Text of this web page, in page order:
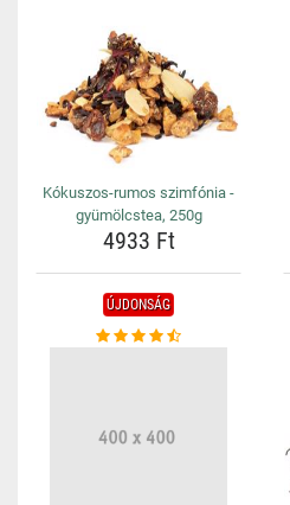
Kókuszos-rumos szimfónia -
gyümölcstea, 250g
4933 Ft
ÚJDONSÁG